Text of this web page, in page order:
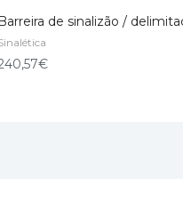
ADICIONAR
Barreira de sinalizão /
€